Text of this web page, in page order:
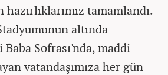
tamamlandı.
altında
Sofrası'nda, maddi
vatandaşımıza her gün